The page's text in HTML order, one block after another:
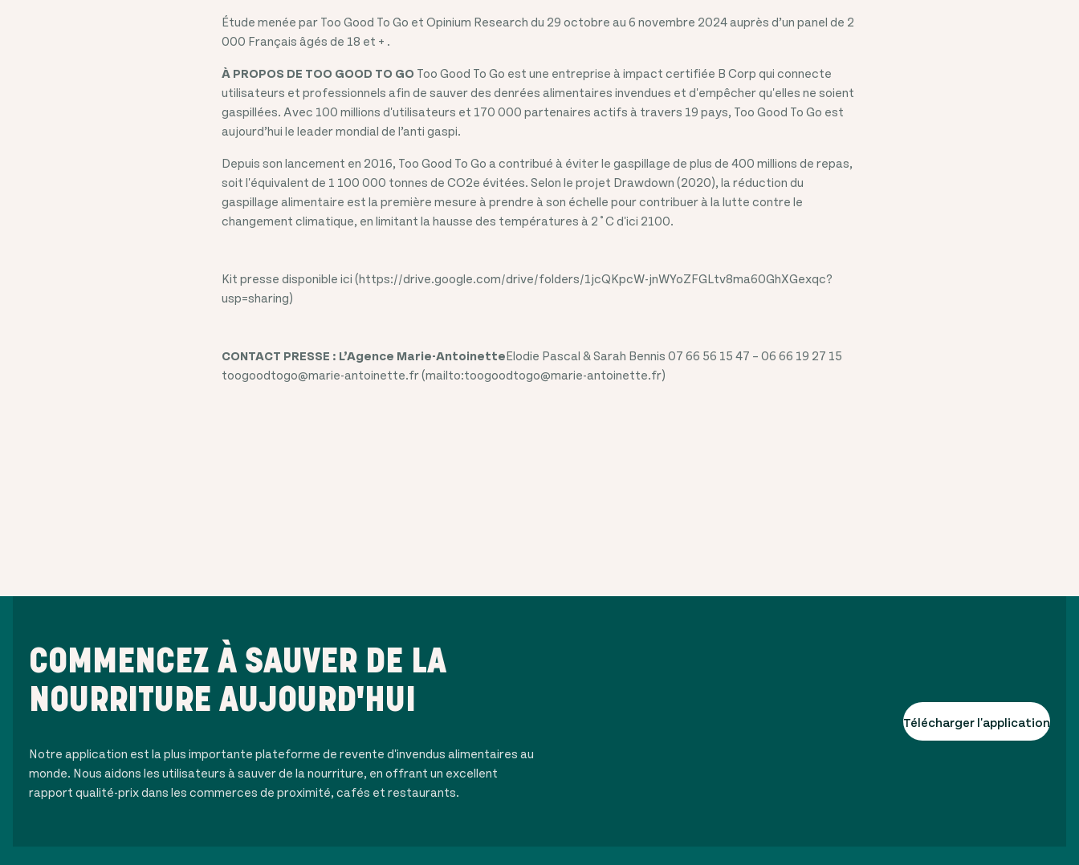
Étude menée par Too Good To Go et Opinium Research du 29 octobre au 6 novembre 2024 auprès d’un panel de 2
000 Français âgés de 18 et + .
À PROPOS DE TOO GOOD TO GO Too Good To Go est une entreprise à impact certifiée B Corp qui connecte
utilisateurs et professionnels afin de sauver des denrées alimentaires invendues et d'empêcher qu'elles ne soient
gaspillées. Avec 100 millions d'utilisateurs et 170 000 partenaires actifs à travers 19 pays, Too Good To Go est
aujourd’hui le leader mondial de l’anti gaspi.
Depuis son lancement en 2016, Too Good To Go a contribué à éviter le gaspillage de plus de 400 millions de repas,
soit l'équivalent de 1 100 000 tonnes de CO2e évitées. Selon le projet Drawdown (2020), la réduction du
gaspillage alimentaire est la première mesure à prendre à son échelle pour contribuer à la lutte contre le
changement climatique, en limitant la hausse des températures à 2˚C d'ici 2100.
Kit presse disponible ici (https://drive.google.com/drive/folders/1jcQKpcW-jnWYoZFGLtv8ma60GhXGexqc?
usp=sharing)
CONTACT PRESSE : L’Agence Marie-AntoinetteElodie Pascal & Sarah Bennis 07 66 56 15 47 – 06 66 19 27 15
toogoodtogo@marie-antoinette.fr (mailto:toogoodtogo@marie-antoinette.fr)
COMMENCEZ À SAUVER DE LA
NOURRITURE AUJOURD'HUI
Notre application est la plus importante plateforme de revente d'invendus alimentaires au
monde. Nous aidons les utilisateurs à sauver de la nourriture, en offrant un excellent
rapport qualité-prix dans les commerces de proximité, cafés et restaurants.
Télécharger l'application